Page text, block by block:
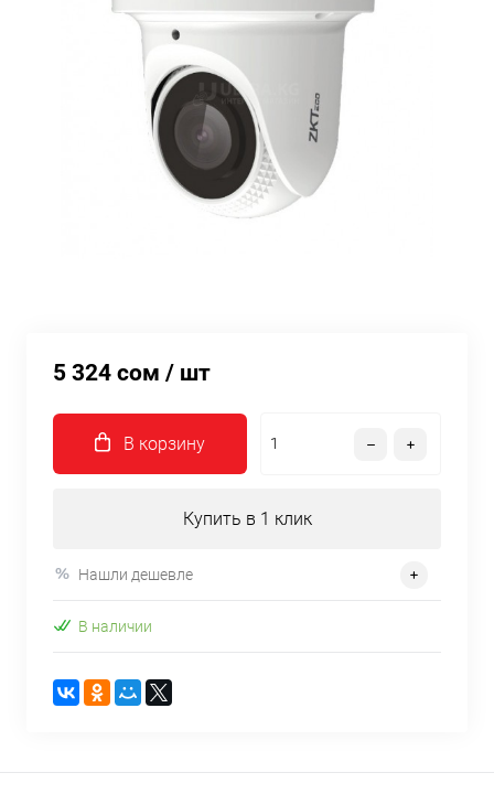
5 324 сом / шт
В корзину
Купить в 1 клик
Нашли дешевле
В наличии